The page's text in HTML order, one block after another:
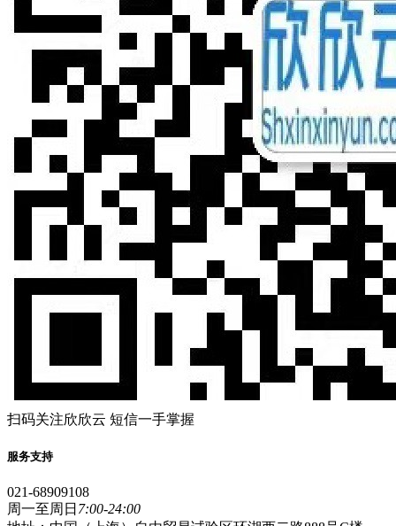
扫码关注欣欣云 短信一手掌握
服务支持
021-68909108
周一至周日 7:00-24:00